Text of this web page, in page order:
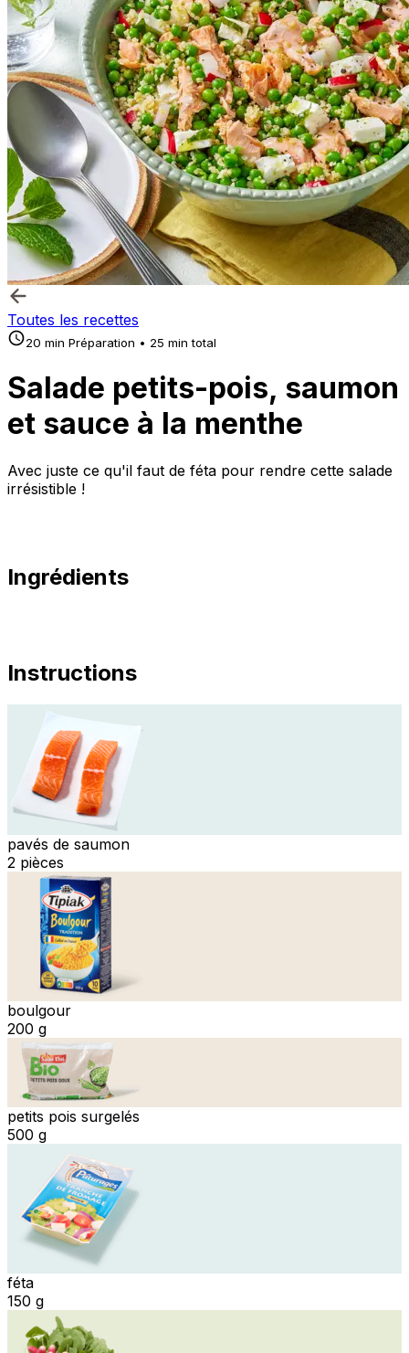
Toutes les recettes
20 min Préparation • 25 min total
Salade petits-pois, saumon
et sauce à la menthe
Avec juste ce qu'il faut de féta pour rendre cette salade
irrésistible !
Ingrédients
Instructions
pavés de saumon
2 pièces
boulgour
200 g
petits pois surgelés
500 g
féta
150 g